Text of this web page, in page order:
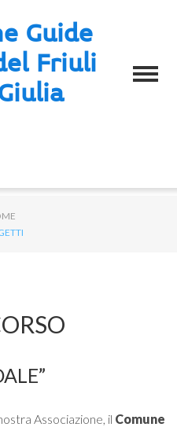
Guide
Friuli
Associazione, il Comune